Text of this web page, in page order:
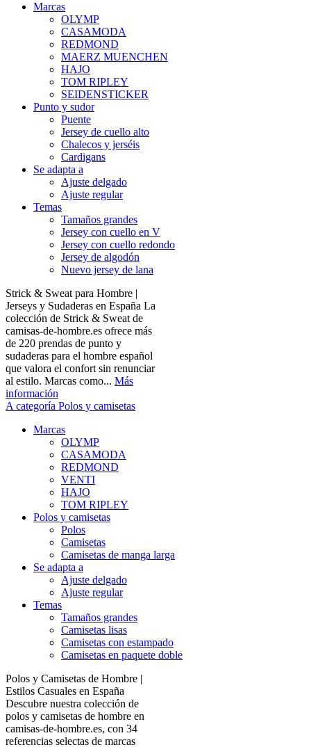
Marcas
OLYMP
CASAMODA
REDMOND
MAERZ MUENCHEN
HAJO
TOM RIPLEY
SEIDENSTICKER
Punto y sudor
Puente
Jersey de cuello alto
Chalecos y jerséis
Cardigans
Se adapta a
Ajuste delgado
Ajuste regular
Temas
Tamaños grandes
Jersey con cuello en V
Jersey con cuello redondo
Jersey de algodón
Nuevo jersey de lana
Strick & Sweat para Hombre |
Jerseys y Sudaderas en España La
colección de Strick & Sweat de
camisas-de-hombre.es ofrece más
de 220 prendas de punto y
sudaderas para el hombre español
que valora el confort sin renunciar
al estilo. Marcas como... Más
información
A categoría Polos y camisetas
Marcas
OLYMP
CASAMODA
REDMOND
VENTI
HAJO
TOM RIPLEY
Polos y camisetas
Polos
Camisetas
Camisetas de manga larga
Se adapta a
Ajuste delgado
Ajuste regular
Temas
Tamaños grandes
Camisetas lisas
Camisetas con estampado
Camisetas en paquete doble
Polos y Camisetas de Hombre |
Estilos Casuales en España
Descubre nuestra colección de
polos y camisetas de hombre en
camisas-de-hombre.es, con 34
referencias selectas de marcas